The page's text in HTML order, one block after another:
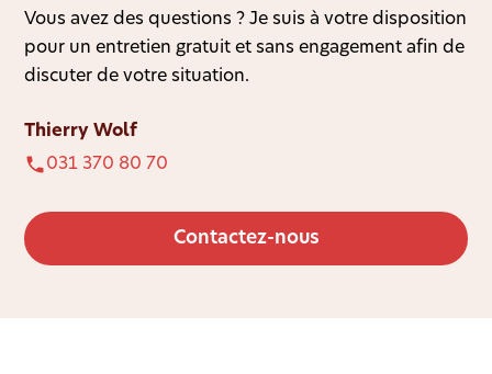
Vous avez des questions ? Je suis à votre disposition
pour un entretien gratuit et sans engagement afin de
discuter de votre situation.
Thierry Wolf
031 370 80 70
Contactez-nous